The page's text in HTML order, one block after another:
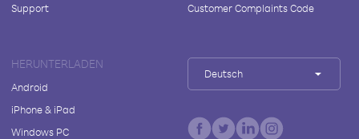
Support
Customer Complaints Code
HERUNTERLADEN
Android
iPhone & iPad
Windows PC
Deutsch